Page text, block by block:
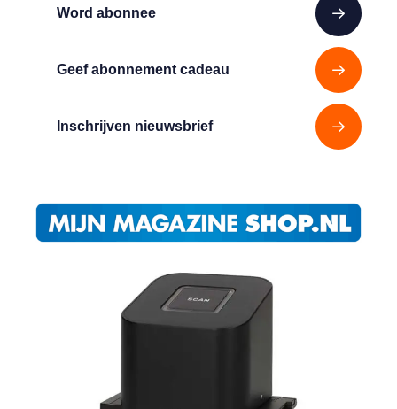
Word abonnee
Geef abonnement cadeau
Inschrijven nieuwsbrief